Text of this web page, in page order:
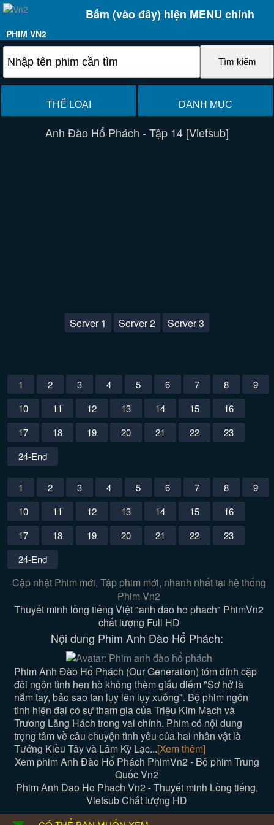
Bấm (vào đây) hiện MENU chính
PHIM VN2
THỂ LOẠI DANH MỤC
Anh Đào Hổ Phách - Tập 14 [Vietsub]
Server 1 Server 2 Server 3
1 2 3 4 5 6 7 8
9
10
11 12 13 14 15
16
17
18 19 20 21 22
23
24-End
1 2 3 4 5 6 7 8
9
10
11 12 13 14 15
16
17
18 19 20 21 22
23
24-End
Cập nhật Phim mới, Tập phim mới, nhanh nhất tại hệ thống
Phim Vn2
Thuyết minh lồng tiếng Việt "anh dao ho phach" PhimVn2
chất lượng Full HD
Nội dung Phim Anh Đào Hổ Phách:
Phim Anh Đào Hổ Phách (Our Generation) tóm dính cặp
đôi ngôn tình hẹn hò không thèm giấu diếm "Sơ hở là
nắm tay, bảo sao fan lụy lên lụy xuống". Bộ phim ngôn
tình hiện đại có sự tham gia của Triệu Kim Mạch và
Trương Lăng Hách trong vai chính. Phim có nội dung
trọng tâm về câu chuyện tình yêu của hai nhân vật là
Tưởng Kiều Tây và Lâm Kỳ Lạc...[Xem thêm]
Xem phim Anh Đào Hổ Phách PhimVn2 - Bộ phim Trung
Quốc Vn2
Phim Anh Dao Ho Phach Vn2 - Thuyết minh Lồng tiếng,
Vietsub Chất lượng HD